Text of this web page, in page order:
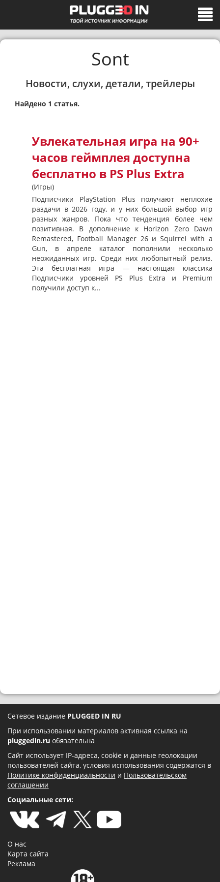
Sont
Новости, слухи, детали, трейлеры
Найдено 1 статья.
Увлекательная игра на 90+
часов геймплея доступна
бесплатно в PS Plus Extra
(Игры)
Подписчики PlayStation Plus получают неплохие
раздачи в 2026 году, и у них большой выбор игр
разных жанров. Пока что тенденция более чем
позитивная. В дополнение к Horizon Zero Dawn
Remastered, Football Manager 26 и Squirrel with a
Gun, в апреле каталог пополнили несколько
неожиданных игр. Среди них любопытный релиз.
Эта бесплатная игра — настоящая классика
Подписчики уровней PS Plus Extra и Premium
получили доступ к...
Сетевое издание PLUGGED IN RU
При использовании материалов активная ссылка на
pluggedin.ru обязательна
Сайт использует IP-адреса, cookie и данные геолокации
пользователей сайта, условия использования содержатся в
Политике конфиденциальности и Пользовательском
соглашении
Социальные сети:
О нас
Карта сайта
Реклама